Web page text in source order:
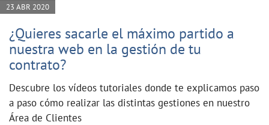
23 ABR 2020
¿Quieres sacarle el máximo partido a
nuestra web en la gestión de tu
contrato?
Descubre los vídeos tutoriales donde te explicamos paso
a paso cómo realizar las distintas gestiones en nuestro
Área de Clientes